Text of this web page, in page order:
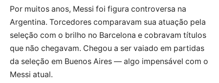
Por muitos anos, Messi foi figura controversa na
Argentina. Torcedores comparavam sua atuação pela
seleção com o brilho no Barcelona e cobravam títulos
que não chegavam. Chegou a ser vaiado em partidas
da seleção em Buenos Aires — algo impensável com o
Messi atual.